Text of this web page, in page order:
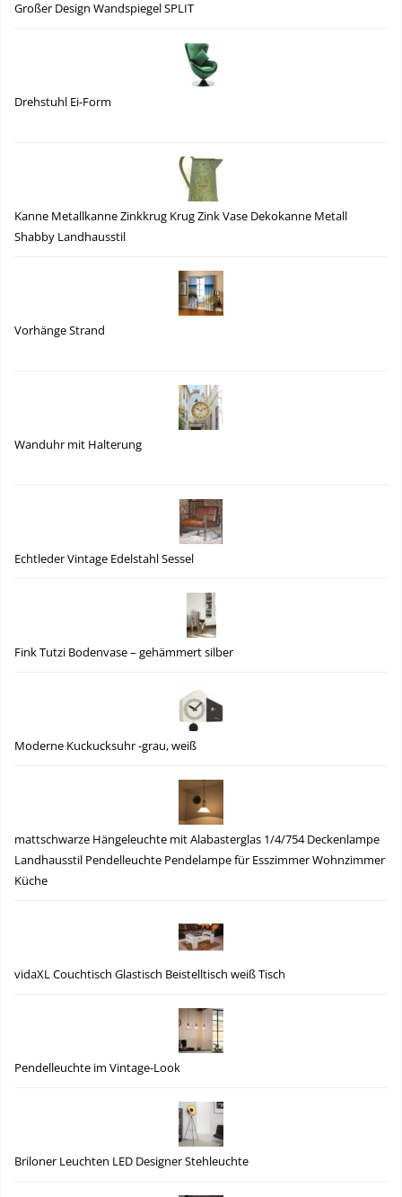
Großer Design Wandspiegel SPLIT
Drehstuhl Ei-Form
Kanne Metallkanne Zinkkrug Krug Zink Vase Dekokanne Metall
Shabby Landhausstil
Vorhänge Strand
Wanduhr mit Halterung
Echtleder Vintage Edelstahl Sessel
Fink Tutzi Bodenvase – gehämmert silber
Moderne Kuckucksuhr -grau, weiß
mattschwarze Hängeleuchte mit Alabasterglas 1/4/754 Deckenlampe
Landhausstil Pendelleuchte Pendelampe für Esszimmer Wohnzimmer
Küche
vidaXL Couchtisch Glastisch Beistelltisch weiß Tisch
Pendelleuchte im Vintage-Look
Briloner Leuchten LED Designer Stehleuchte